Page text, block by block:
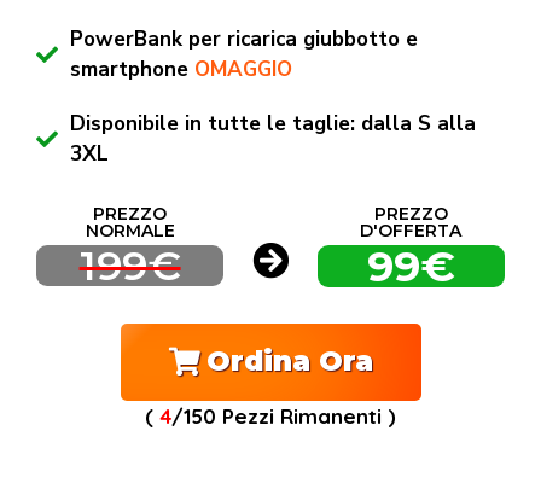
PowerBank per ricarica giubbotto e
smartphone OMAGGIO
Disponibile in tutte le taglie: dalla S alla
3XL
PREZZO
NORMALE
199€
PREZZO
D'OFFERTA
99€
Ordina Ora
( 4/150 Pezzi Rimanenti )